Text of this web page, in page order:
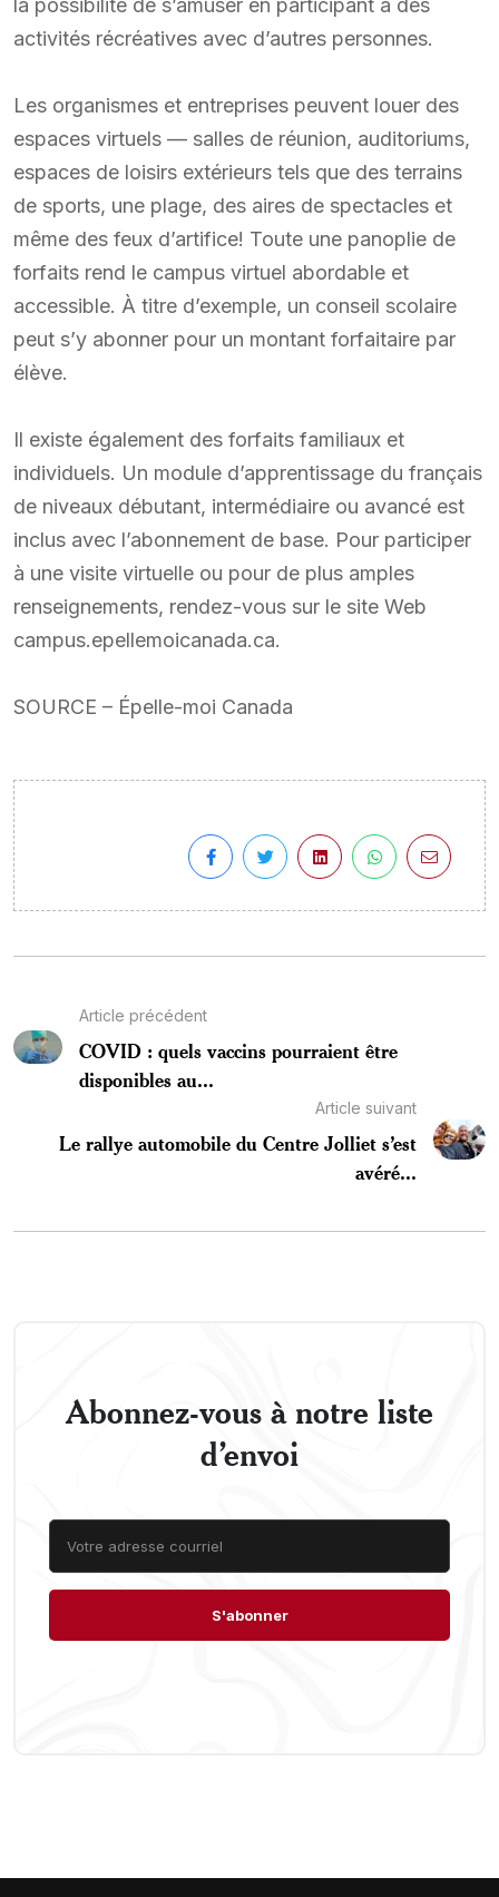
activités récréatives avec d’autres personnes.
Les organismes et entreprises peuvent louer des
espaces virtuels — salles de réunion, auditoriums,
espaces de loisirs extérieurs tels que des terrains
de sports, une plage, des aires de spectacles et
même des feux d’artifice! Toute une panoplie de
forfaits rend le campus virtuel abordable et
accessible. À titre d’exemple, un conseil scolaire
peut s’y abonner pour un montant forfaitaire par
élève.
Il existe également des forfaits familiaux et
individuels. Un module d’apprentissage du français
de niveaux débutant, intermédiaire ou avancé est
inclus avec l’abonnement de base. Pour participer
à une visite virtuelle ou pour de plus amples
renseignements, rendez-vous sur le site Web
campus.epellemoicanada.ca.
SOURCE – Épelle-moi Canada
Article précédent
COVID : quels vaccins pourraient être
disponibles au...
Article suivant
Le rallye automobile du Centre Jolliet s’est
avéré...
Abonnez-vous à notre liste
d’envoi